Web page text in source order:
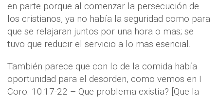
en parte porque al comenzar la persecución de
los cristianos, ya no había la seguridad como para
que se relajaran juntos por una hora o mas; se
tuvo que reducir el servicio a lo mas esencial.
También parece que con lo de la comida había
oportunidad para el desorden, como vemos en I
Coro. 10:17-22 – Que problema existía? [Que la